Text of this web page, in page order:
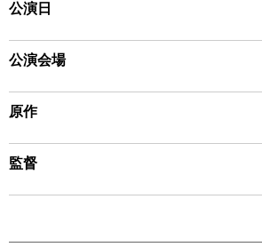
公演日
公演会場
原作
監督